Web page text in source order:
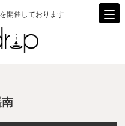
開催しております